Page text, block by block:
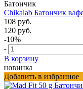
Батончик
Chikalab Батончик
108 руб.
120 руб.
-10%
-
В корзину
новинка
Добавить в избранное